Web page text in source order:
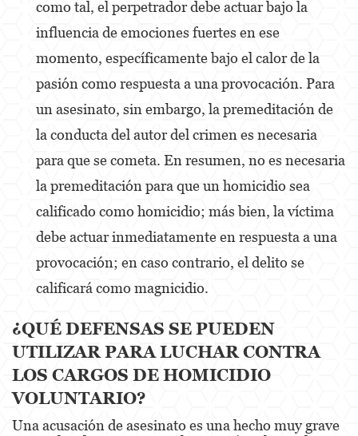
Vehicular Manslaughter
Drug Crimes
California Marijuana Laws
Manufacturing Drugs
Possession Of A Controlled Substance
Possession Of A Controlled Substance For Sale
Possession of Drug Paraphernalia
Possession Of Marijuana For Sale
Possession Of Methamphetamine
Pre-Trial Diversion For Drug Crimes
Prop 36
Transportation for Sale of a Controlled
Substance
como tal, el perpetrador debe actuar bajo la
influencia de emociones fuertes en ese
momento, específicamente bajo el calor de la
pasión como respuesta a una provocación. Para
un asesinato, sin embargo, la premeditación de
la conducta del autor del crimen es necesaria
para que se cometa. En resumen, no es necesaria
la premeditación para que un homicidio sea
calificado como homicidio; más bien, la víctima
debe actuar inmediatamente en respuesta a una
provocación; en caso contrario, el delito se
calificará como magnicidio.
¿QUÉ DEFENSAS SE PUEDEN
UTILIZAR PARA LUCHAR CONTRA
LOS CARGOS DE HOMICIDIO
VOLUNTARIO?
Una acusación de asesinato es una hecho muy grave